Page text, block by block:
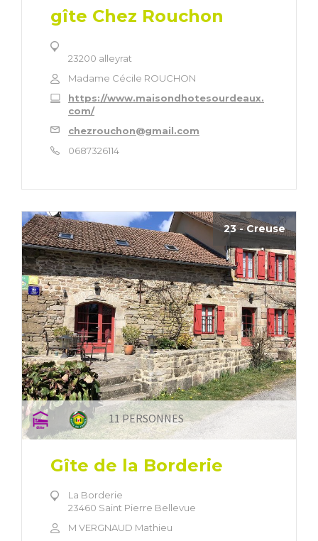
gîte Chez Rouchon
23200 alleyrat
Madame Cécile ROUCHON
https://www.maisondhotesourdeaux.
com/
chezrouchon@gmail.com
0687326114
23 - Creuse
11 PERSONNES
Gîte de la Borderie
La Borderie
23460 Saint Pierre Bellevue
M VERGNAUD Mathieu